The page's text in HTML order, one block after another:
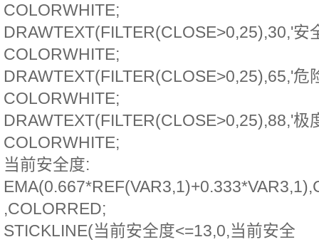
COLORWHITE;
DRAWTEXT(FILTER(CLOSE>0,25),30,'安
COLORWHITE;
DRAWTEXT(FILTER(CLOSE>0,25),65,'危
COLORWHITE;
DRAWTEXT(FILTER(CLOSE>0,25),88,'极
COLORWHITE;
当前安全度:
,COLORRED;
STICKLINE(当前安全度<=13,0,当前安全